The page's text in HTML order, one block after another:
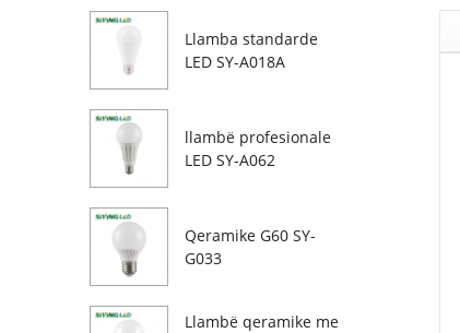
Llamba standarde
LED SY-A018A
llambë profesionale
LED SY-A062
Qeramike G60 SY-
G033
Llambë qeramike me